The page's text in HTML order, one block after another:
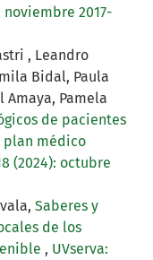
noviembre 2017-
, Leandro
Bidal, Paula
Amaya, Pamela
de pacientes
plan médico
(2024): octubre
Saberes y
de los
, UVserva: